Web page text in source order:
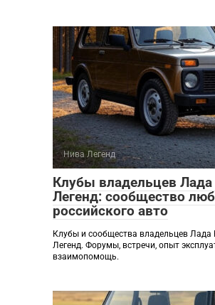
Нива Легенд
Клубы владельцев
Легенд: сообщество
российского авто
Клубы и сообщества владельцев Лада
Легенд. Форумы, встречи, опыт
взаимопомощь.